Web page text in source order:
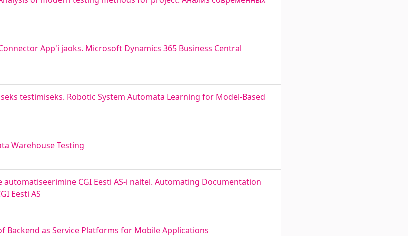
App'i jaoks. Microsoft Dynamics 365 Business Central
testimiseks. Robotic System Automata Learning for Model-Based
Warehouse Testing
CGI Eesti AS-i näitel. Automating Documentation
Eesti AS
Backend as Service Platforms for Mobile Applications